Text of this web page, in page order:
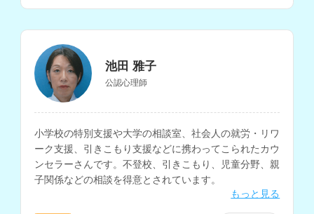
池田 雅子
公認心理師
小学校の特別支援や大学の相談室、社会人の就労・リワ
ーク支援、引きこもり支援などに携わってこられたカウ
ンセラーさんです。不登校、引きこもり、児童分野、親
子関係などの相談を得意とされています。
もっと見る